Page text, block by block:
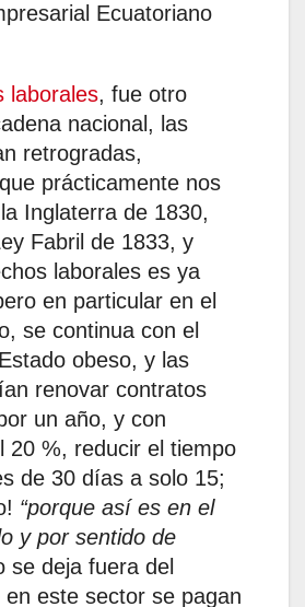
Ecuatoriano
laborales, fue otro
nacional, las
retrogradas,
prácticamente nos
Inglaterra de 1830,
Fabril de 1833, y
laborales es ya
en particular en el
se continua con el
obeso, y las
renovar contratos
un año, y con
20 %, reducir el tiempo
de 30 días a solo 15;
“porque así es en el
y por sentido de
se deja fuera del
en este sector se pagan